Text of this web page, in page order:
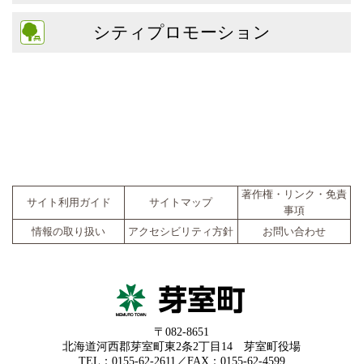
シティプロモーション
サイト利用ガイド サイトマップ
著作権・リンク・免責
事項
情報の取り扱い
アクセシビリティ方針 お問い合わせ
〒082-8651
北海道河西郡芽室町東2条2丁目14 芽室町役場
TEL：0155-62-2611／FAX：0155-62-4599